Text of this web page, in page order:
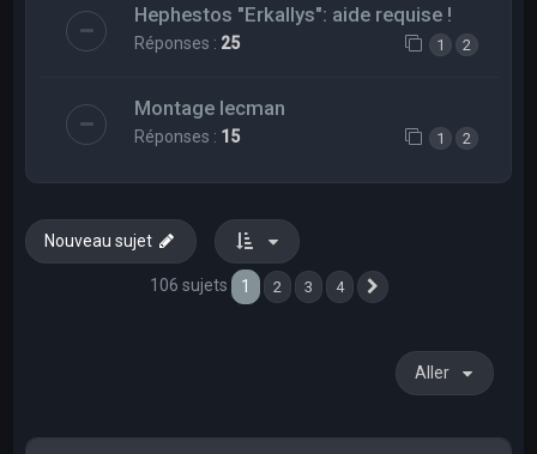
Hephestos "Erkallys": aide requise !
Réponses : 25 1 2
Montage lecman
Réponses : 15 1 2
Nouveau sujet
106 sujets 1 2 3 4
Aller